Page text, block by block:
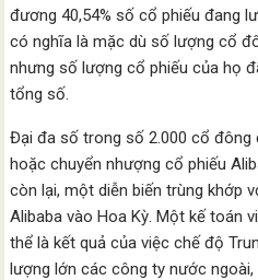
đương 40,54% số cổ phiếu đang
có nghĩa là mặc dù số lượng cổ
nhưng số lượng cổ phiếu của họ
tổng số.
Đại đa số trong số 2.000 cổ đông
hoặc chuyển nhượng cổ phiếu
còn lại, một diễn biến trùng khớp
Alibaba vào Hoa Kỳ. Một kế toán
thể là kết quả của việc chế độ
lượng lớn các công ty nước